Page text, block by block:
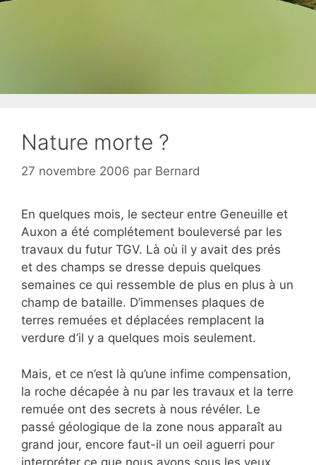
Nature morte ?
27 novembre 2006 par Bernard
En quelques mois, le secteur entre Geneuille et
Auxon a été complétement bouleversé par les
travaux du futur TGV. Là où il y avait des prés
et des champs se dresse depuis quelques
semaines ce qui ressemble de plus en plus à un
champ de bataille. D’immenses plaques de
terres remuées et déplacées remplacent la
verdure d’il y a quelques mois seulement.
Mais, et ce n’est là qu’une infime compensation,
la roche décapée à nu par les travaux et la terre
remuée ont des secrets à nous révéler. Le
passé géologique de la zone nous apparaît au
grand jour, encore faut-il un oeil aguerri pour
interpréter ce que nous avons sous les yeux.